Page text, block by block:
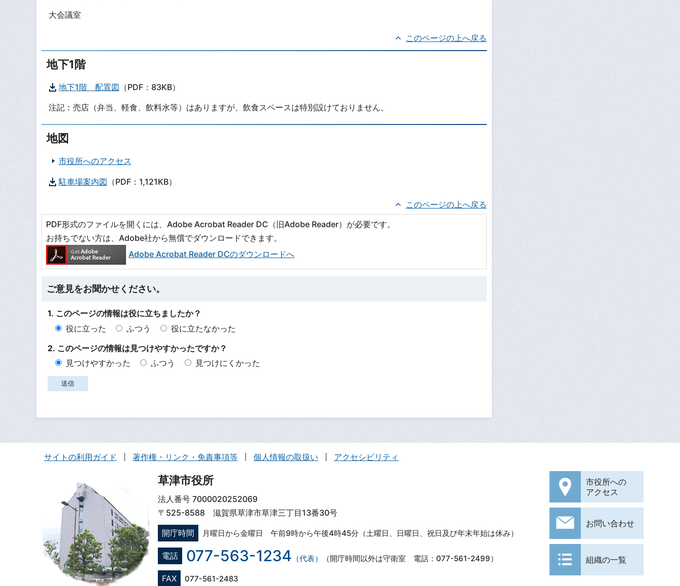
大会議室
このページの上へ戻る
地下1階
地下1階 配置図 （PDF：83KB）
注記：売店（弁当、軽食、飲料水等）はありますが、飲食スペースは特別設けておりません。
地図
市役所へのアクセス
駐車場案内図 （PDF：1,121KB）
このページの上へ戻る
PDF形式のファイルを開くには、Adobe Acrobat Reader DC（旧Adobe Reader）が必要です。
お持ちでない方は、Adobe社から無償でダウンロードできます。
Adobe Acrobat Reader DCのダウンロードへ
ご意見をお聞かせください。
1. このページの情報は役に立ちましたか？
役に立った
ふつう
役に立たなかった
2. このページの情報は見つけやすかったですか？
見つけやすかった
ふつう 見つけにくかった
サイトの利用ガイド 著作権・リンク・免責事項等 個人情報の取扱い アクセシビリティ
草津市役所
法人番号 7000020252069
〒525-8588 滋賀県草津市草津三丁目13番30号
開庁時間
月曜日から金曜日 午前9時から午後4時45分（土曜日、日曜日、祝日及び年末年始は休み）
電話 077-563-1234 （代表） （開庁時間以外は守衛室 電話：077-561-2499）
FAX 077-561-2483
市役所への
アクセス
お問い合わせ
組織の一覧